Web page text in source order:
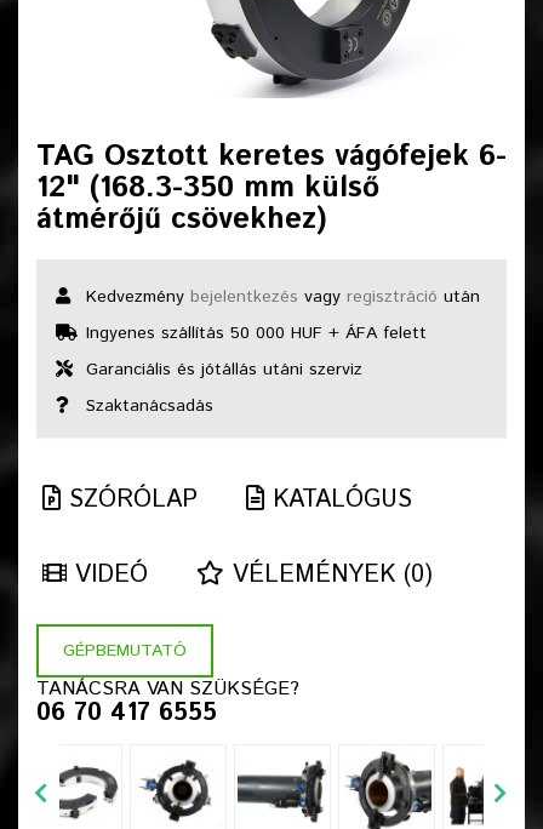
TAG Osztott keretes vágófejek 6-
12" (168.3-350 mm külső
átmérőjű csövekhez)
Kedvezmény bejelentkezés vagy regisztráció után
Ingyenes szállítás 50 000 HUF + ÁFA felett
Garanciális és jótállás utáni szerviz
Szaktanácsadás
SZÓRÓLAP KATALÓGUS
VIDEÓ VÉLEMÉNYEK (0)
GÉPBEMUTATÓ
TANÁCSRA VAN SZÜKSÉGE?
06 70 417 6555